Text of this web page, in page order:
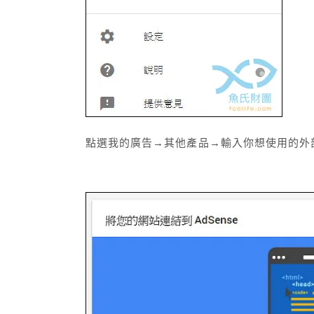
點選我的廣告→其他產品→輸入你想使用的外